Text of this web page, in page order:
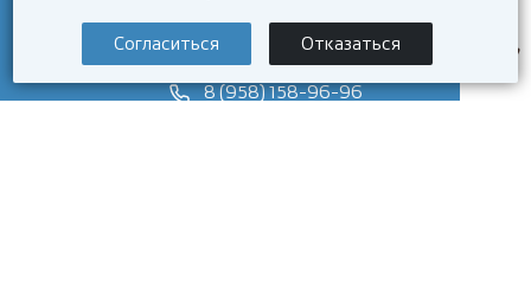
8 (800) 201-66-52
8 (958) 158-96-96
Согласиться Отказаться